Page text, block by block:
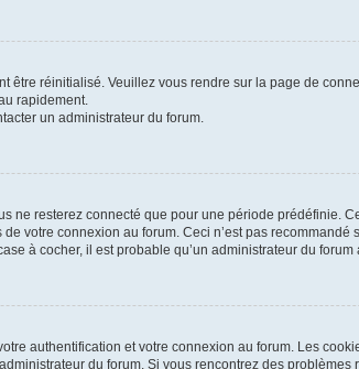
réinitialisé. Veuillez vous rendre sur la page de
rapidement.
un administrateur du forum.
resterez connecté que pour une période prédéfinie.
votre connexion au forum. Ceci n’est pas
à cocher, il est probable qu’un administrateur du
authentification et votre connexion au forum. Les
du forum. Si vous rencontrez des